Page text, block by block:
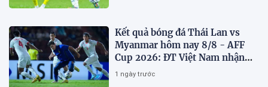
Kết quả bóng đá Thái Lan vs
Myanmar hôm nay 8/8 - AFF
Cup 2026: ĐT Việt Nam nhận
'chiến thư'
1 ngày trước